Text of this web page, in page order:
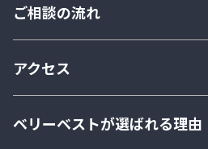
ご相談の流れ
アクセス
ベリーベストが選ばれる理由